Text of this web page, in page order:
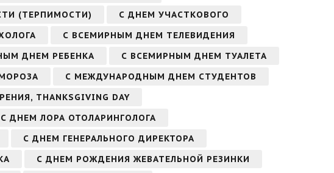
(ТЕРПИМОСТИ)
С ДНЕМ УЧАСТКОВОГО
С ВСЕМИРНЫМ ДНЕМ ТЕЛЕВИДЕНИЯ
ДНЕМ РЕБЕНКА
С ВСЕМИРНЫМ ДНЕМ ТУАЛЕТА
С МЕЖДУНАРОДНЫМ ДНЕМ СТУДЕНТОВ
THANKSGIVING DAY
С ДНЕМ ЛОРА ОТОЛАРИНГОЛОГА
С ДНЕМ ГЕНЕРАЛЬНОГО ДИРЕКТОРА
С ДНЕМ РОЖДЕНИЯ ЖЕВАТЕЛЬНОЙ РЕЗИНКИ